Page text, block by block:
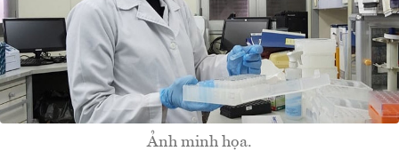
Ảnh minh họa.